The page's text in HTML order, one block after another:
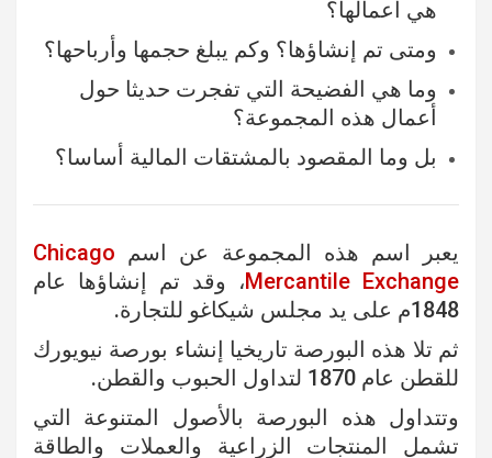
هي أعمالها؟
ومتى تم إنشاؤها؟ وكم يبلغ حجمها وأرباحها؟
وما هي الفضيحة التي تفجرت حديثا حول
أعمال هذه المجموعة؟
بل وما المقصود بالمشتقات المالية أساسا؟
يعبر اسم هذه المجموعة عن اسم Chicago
Mercantile Exchange، وقد تم إنشاؤها عام
1848م على يد مجلس شيكاغو للتجارة.
ثم تلا هذه البورصة تاريخيا إنشاء بورصة نيويورك
للقطن عام 1870 لتداول الحبوب والقطن.
وتتداول هذه البورصة بالأصول المتنوعة التي
تشمل المنتجات الزراعية والعملات والطاقة